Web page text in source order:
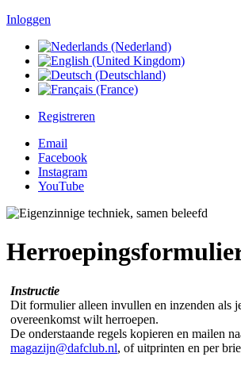
Inloggen
Registreren
Email
Facebook
Instagram
YouTube
Instructie
Dit formulier alleen invullen en inzenden als
overeenkomst wilt herroepen.
De onderstaande regels kopieren en mailen
magazijn@dafclub.nl, of uitprinten en per